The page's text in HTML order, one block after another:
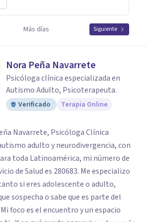
Más días Siguiente
Nora Peña Navarrete
Psicóloga clínica especializada en
Autismo Adulto, Psicoterapeuta.
Verificado Terapia Online
Navarrete, Psicóloga Clínica
adulto y neurodivergencia, con
toda Latinoamérica, mi número de
de Salud es 280683. Me especializo
si eres adolescente o adulto,
sospecha o sabe que es parte del
foco es el encuentro y un espacio